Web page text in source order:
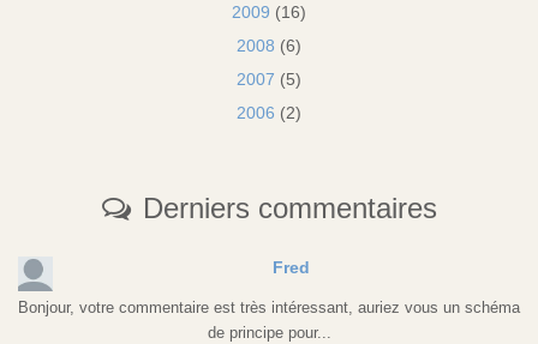
2009 (16)
2008 (6)
2007 (5)
2006 (2)
Derniers commentaires
Fred
Bonjour, votre commentaire est très intéressant, auriez vous un schéma
de principe pour...